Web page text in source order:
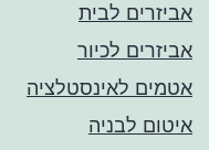
אביזרים לבית
אביזרים לכיור
אטמים לאינסטלציה
איטום לבניה